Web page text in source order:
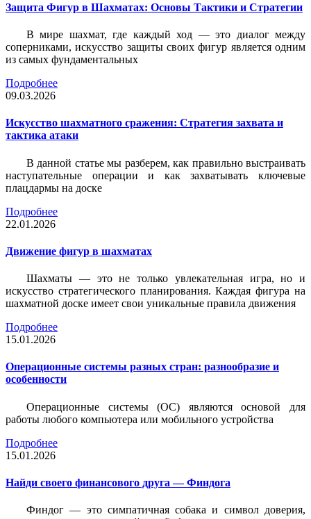
Защита Фигур в Шахматах: Основы Тактики и Стратегии
В мире шахмат, где каждый ход — это диалог между
соперниками, искусство защиты своих фигур является одним
из самых фундаментальных
Подробнее
09.03.2026
Искусство шахматного сражения: Стратегия захвата и
тактика атаки
В данной статье мы разберем, как правильно выстраивать
наступательные операции и как захватывать ключевые
плацдармы на доске
Подробнее
22.01.2026
Движение фигур в шахматах
Шахматы — это не только увлекательная игра, но и
искусство стратегического планирования. Каждая фигура на
шахматной доске имеет свои уникальные правила движения
Подробнее
15.01.2026
Операционные системы разных стран: разнообразие и
особенности
Операционные системы (ОС) являются основой для
работы любого компьютера или мобильного устройства
Подробнее
15.01.2026
Найди своего финансового друга — Финдога
Финдог — это симпатичная собака и символ доверия,